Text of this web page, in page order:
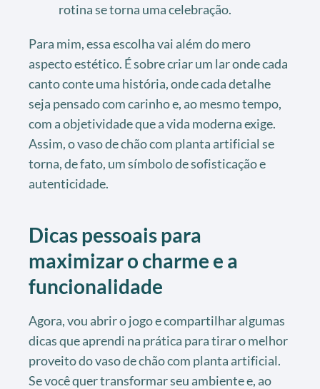
rotina se torna uma celebração.
Para mim, essa escolha vai além do mero
aspecto estético. É sobre criar um lar onde cada
canto conte uma história, onde cada detalhe
seja pensado com carinho e, ao mesmo tempo,
com a objetividade que a vida moderna exige.
Assim, o vaso de chão com planta artificial se
torna, de fato, um símbolo de sofisticação e
autenticidade.
Dicas pessoais para
maximizar o charme e a
funcionalidade
Agora, vou abrir o jogo e compartilhar algumas
dicas que aprendi na prática para tirar o melhor
proveito do vaso de chão com planta artificial.
Se você quer transformar seu ambiente e, ao